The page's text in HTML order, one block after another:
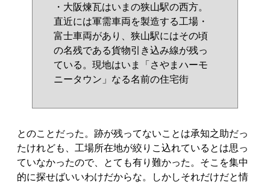
・大阪煉瓦はいまの狭山駅の西方。
直近には軍需車両を製造する工場・
富士車両があり、狭山駅にはその頃
の名残である貨物引き込み線が残っ
ている。現地はいま「さやまハーモ
ニータウン」なる名前の住宅街
とのことだった。跡が残ってないことは承知之助だっ
たけれども、工場所在地が絞りこ込れているとは思っ
ていなかったので、とても有り難かった。そこを集中
的に探せばいいわけだからな。しかしそれだけだと情